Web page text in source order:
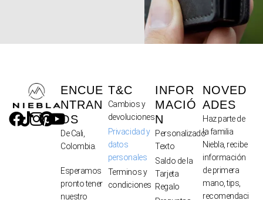
ENCUE
NTRAN
OS
De Cali,
Colombia.
Esperamos
pronto tener
nuestro
T&C
Cambios y
devoluciones
Privacidad y
datos
personales
Terminos y
condiciones
INFOR
MACIÓ
N
Personalizado
Texto
Saldo de la
Tarjeta
Regalo
NOVED
ADES
Haz parte de
la familia
Niebla, recibe
información
de primera
mano, tips,
recomendaci